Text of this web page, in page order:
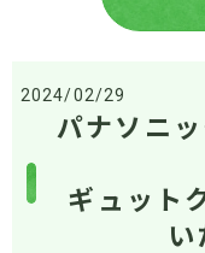
2024/02/29
パナソニ
ギュット
い